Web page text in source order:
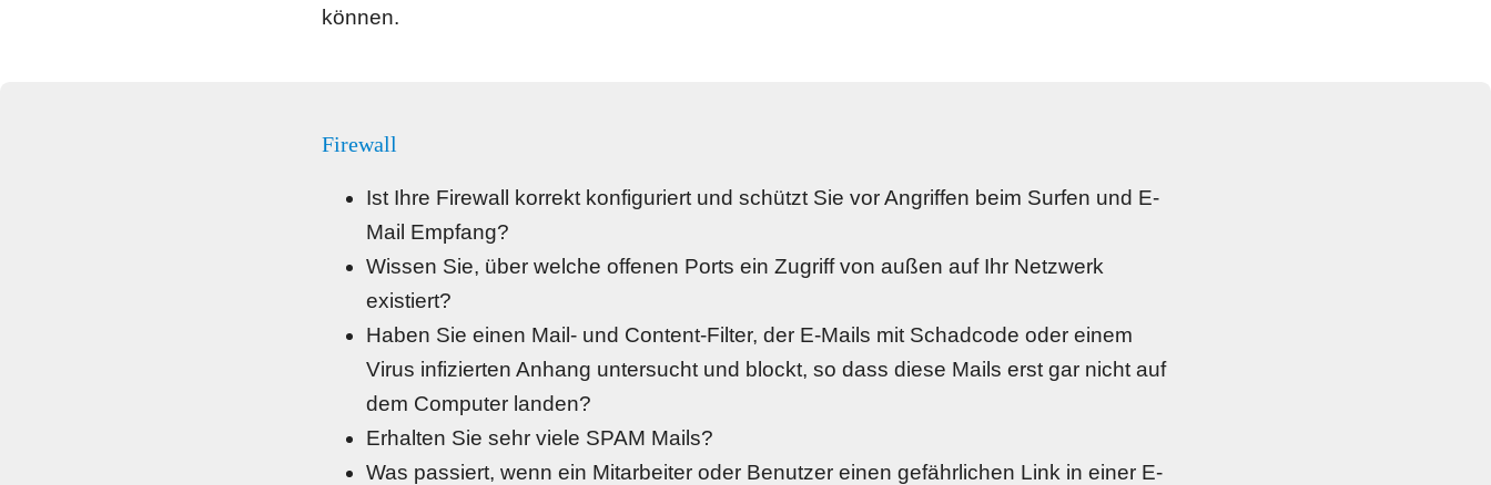
können.
Firewall
Ist Ihre Firewall korrekt konfiguriert und schützt Sie vor Angriffen beim Surfen und E-
Mail Empfang?
Wissen Sie, über welche offenen Ports ein Zugriff von außen auf Ihr Netzwerk
existiert?
Haben Sie einen Mail- und Content-Filter, der E-Mails mit Schadcode oder einem
Virus infizierten Anhang untersucht und blockt, so dass diese Mails erst gar nicht auf
dem Computer landen?
Erhalten Sie sehr viele SPAM Mails?
Was passiert, wenn ein Mitarbeiter oder Benutzer einen gefährlichen Link in einer E-